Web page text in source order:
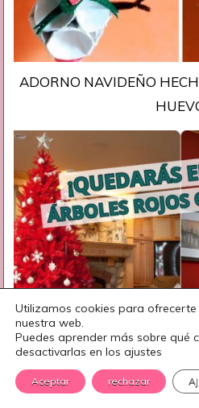
ADORNO NAVIDEÑO
Árboles De Navidad
Utilizamos cookies para
nuestra web.
Puedes aprender más sobre qué
desactivarlas en los ajustes
Aceptar rechazar